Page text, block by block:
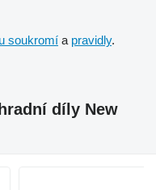
soukromí a pravidly.
díly New